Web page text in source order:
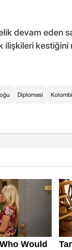
devam eden
ilişkileri
Diplomasi